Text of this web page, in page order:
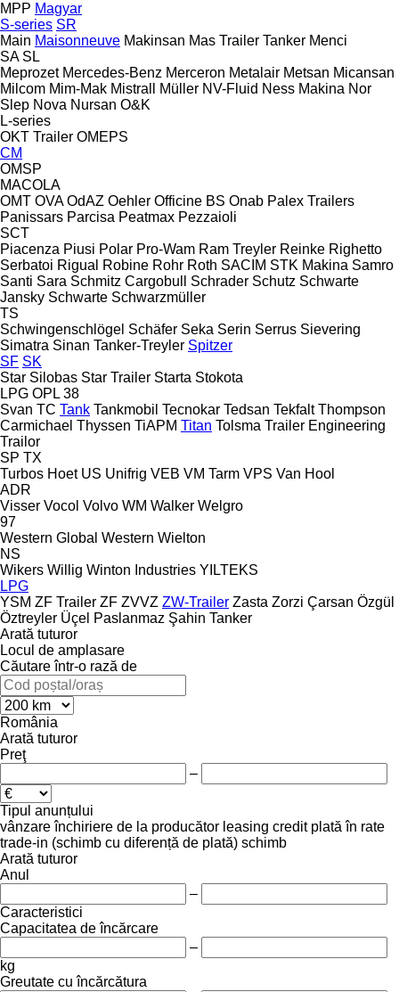
MPP Magyar
S-series SR
Main Maisonneuve Makinsan Mas Trailer Tanker Menci
SA SL
Meprozet Mercedes-Benz Merceron Metalair Metsan Micansan
Milcom Mim-Mak Mistrall Müller NV-Fluid Ness Makina Nor
Slep Nova Nursan O&K
L-series
OKT Trailer OMEPS
CM
OMSP
MACOLA
OMT OVA OdAZ Oehler Officine BS Onab Palex Trailers
Panissars Parcisa Peatmax Pezzaioli
SCT
Piacenza Piusi Polar Pro-Wam Ram Treyler Reinke Righetto
Serbatoi Rigual Robine Rohr Roth SACIM STK Makina Samro
Santi Sara Schmitz Cargobull Schrader Schutz Schwarte
Jansky Schwarte Schwarzmüller
TS
Schwingenschlögel Schäfer Seka Serin Serrus Sievering
Simatra Sinan Tanker-Treyler Spitzer
SF SK
Star Silobas Star Trailer Starta Stokota
LPG OPL 38
Svan TC Tank Tankmobil Tecnokar Tedsan Tekfalt Thompson
Carmichael Thyssen TiAPM Titan Tolsma Trailer Engineering
Trailor
SP TX
Turbos Hoet US Unifrig VEB VM Tarm VPS Van Hool
ADR
Visser Vocol Volvo WM Walker Welgro
97
Western Global Western Wielton
NS
Wikers Willig Winton Industries YILTEKS
LPG
YSM ZF Trailer ZF ZVVZ ZW-Trailer Zasta Zorzi Çarsan Özgül
Öztreyler Üçel Paslanmaz Şahin Tanker
Arată tuturor
Locul de amplasare
Căutare într-o rază de
România
Arată tuturor
Preţ
–
Tipul anunțului
vânzare închiriere de la producător leasing credit plată în rate
trade-in (schimb cu diferență de plată) schimb
Arată tuturor
Anul
–
Caracteristici
Capacitatea de încărcare
–
kg
Greutate cu încărcătura